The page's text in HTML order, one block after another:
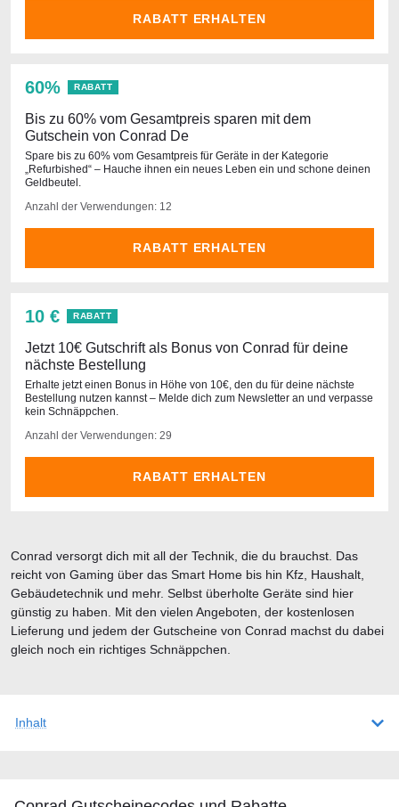
RABATT ERHALTEN
60% RABATT
Bis zu 60% vom Gesamtpreis sparen mit dem
Gutschein von Conrad De
Spare bis zu 60% vom Gesamtpreis für Geräte in der Kategorie
„Refurbished“ – Hauche ihnen ein neues Leben ein und schone deinen
Geldbeutel.
Anzahl der Verwendungen: 12
RABATT ERHALTEN
10 € RABATT
Jetzt 10€ Gutschrift als Bonus von Conrad für deine
nächste Bestellung
Erhalte jetzt einen Bonus in Höhe von 10€, den du für deine nächste
Bestellung nutzen kannst – Melde dich zum Newsletter an und verpasse
kein Schnäppchen.
Anzahl der Verwendungen: 29
RABATT ERHALTEN
Inhalt
Conrad versorgt dich mit all der Technik, die du brauchst. Das
reicht von Gaming über das Smart Home bis hin Kfz, Haushalt,
Gebäudetechnik und mehr. Selbst überholte Geräte sind hier
günstig zu haben. Mit den vielen Angeboten, der kostenlosen
Lieferung und jedem der Gutscheine von Conrad machst du dabei
gleich noch ein richtiges Schnäppchen.